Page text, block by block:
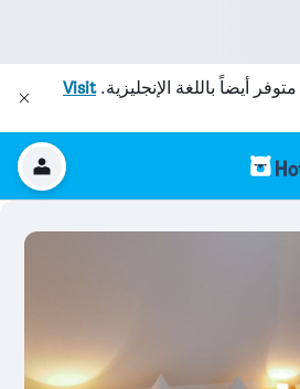
متوفر أيضاً باللغة الإنجليزية.Visit